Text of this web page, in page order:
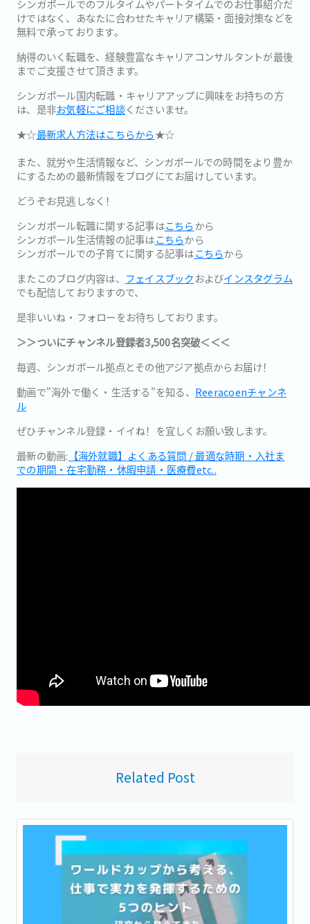
シンガポールでのフルタイムやパートタイムでのお仕事紹介だ
けではなく、あなたに合わせたキャリア構築・面接対策などを
無料で承っております。
納得のいく転職を、経験豊富なキャリアコンサルタントが最後
までご支援させて頂きます。
シンガポール国内転職・キャリアアップに興味をお持ちの方
は、是非お気軽にご相談くださいませ。
★☆最新求人方法はこちらから★☆
また、就労や生活情報など、シンガポールでの時間をより豊か
にするための最新情報をブログにてお届けしています。
どうぞお見逃しなく！
シンガポール転職に関する記事はこちらから
シンガポール生活情報の記事はこちらから
シンガポールでの子育てに関する記事はこちらから
またこのブログ内容は、 フェイスブックおよびインスタグラム
でも配信しておりますので、
是非いいね・フォローをお待ちしております。
＞＞ついにチャンネル登録者3,500名突破＜＜＜
毎週、シンガポール拠点とその他アジア拠点からお届け！
動画で"海外で働く・生活する"を知る、 Reeracoenチャンネ
ル
ぜひチャンネル登録・イイね！を宜しくお願い致します。
最新の動画: 【海外就職】よくある質問 / 最適な時期・入社ま
での期間・在宅勤務・休暇申請・医療費etc..
Related Post